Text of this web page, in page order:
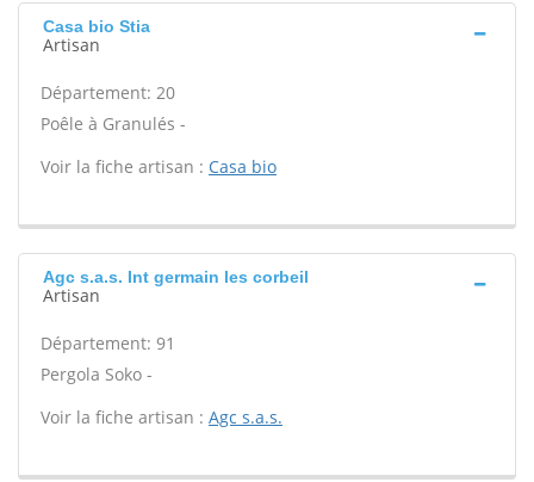
Casa bio Stia
Artisan
Département: 20
Poêle à Granulés -
Voir la fiche artisan : Casa bio
Agc s.a.s. Int germain les corbeil
Artisan
Département: 91
Pergola Soko -
Voir la fiche artisan : Agc s.a.s.